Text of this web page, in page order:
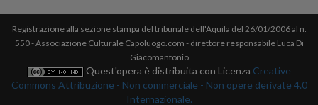
Registrazione alla sezione stampa del tribunale dell'Aquila del 26/01/2006 al n.
550 - Associazione Culturale Capoluogo.com - direttore responsabile Luca Di
Giacomantonio
Quest'opera è distribuita con Licenza Creative
Commons Attribuzione - Non commerciale - Non opere derivate 4.0
Internazionale.